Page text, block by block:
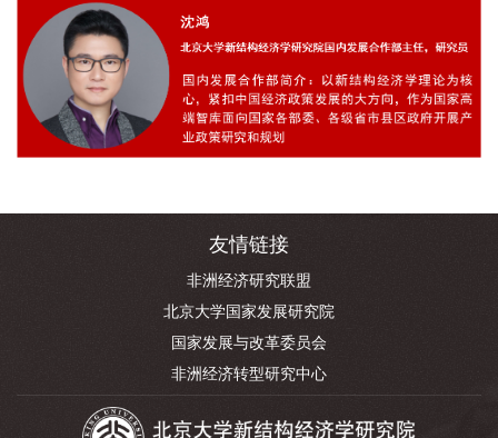
友情链接
非洲经济研究联盟
北京大学国家发展研究院
国家发展与改革委员会
非洲经济转型研究中心